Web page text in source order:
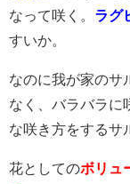
なって咲く。 ラグ
すいか。
なのに我が家のサ
なく、バラバラに
な咲き方をするサ
花としてのボリュ